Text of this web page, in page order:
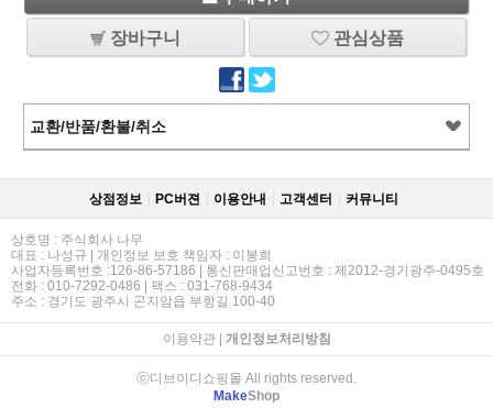
장바구니 관심상품
교환/반품/환불/취소
상점정보 PC버젼 이용안내 고객센터 커뮤니티
상호명 : 주식회사 나무
대표 : 나성규 | 개인정보 보호 책임자 : 이봉희
사업자등록번호 :126-86-57186 | 통신판매업신고번호 : 제2012-경기광주-0495호
전화 : 010-7292-0486 | 팩스 : 031-768-9434
주소 : 경기도 광주시 곤지암읍 부항길 100-40
이용약관| 개인정보처리방침
ⓒ디브이디쇼핑몰 All rights reserved.
MakeShop